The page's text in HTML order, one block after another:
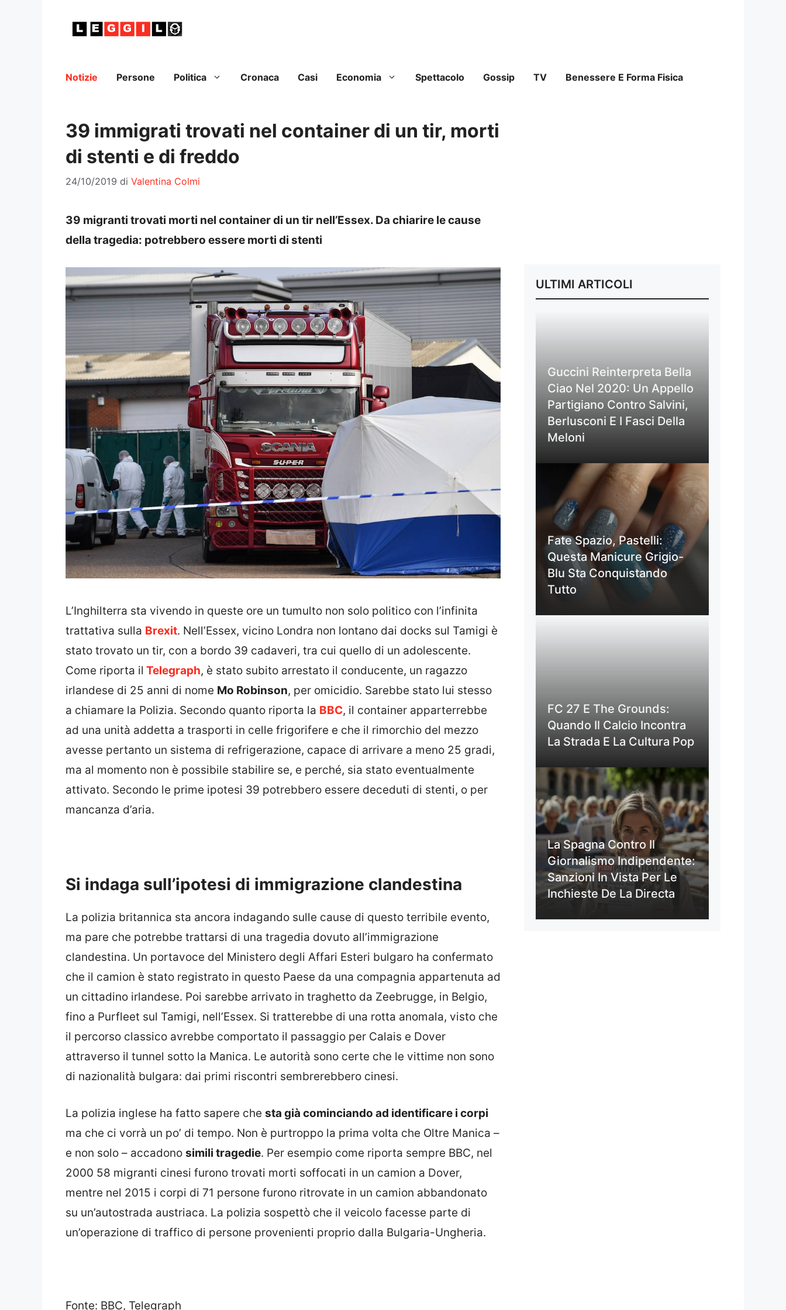
Notizie Persone Politica Cronaca Casi Economia Spettacolo Gossip TV Benessere E Forma Fisica
39 immigrati trovati nel container di un tir, morti
di stenti e di freddo
24/10/2019 di Valentina Colmi
39 migranti trovati morti nel container di un tir nell’Essex. Da chiarire le cause
della tragedia: potrebbero essere morti di stenti
L’Inghilterra sta vivendo in queste ore un tumulto non solo politico con l’infinita
trattativa sulla Brexit. Nell’Essex, vicino Londra non lontano dai docks sul Tamigi è
stato trovato un tir, con a bordo 39 cadaveri, tra cui quello di un adolescente.
Come riporta il Telegraph, è stato subito arrestato il conducente, un ragazzo
irlandese di 25 anni di nome Mo Robinson, per omicidio. Sarebbe stato lui stesso
a chiamare la Polizia. Secondo quanto riporta la BBC, il container apparterrebbe
ad una unità addetta a trasporti in celle frigorifere e che il rimorchio del mezzo
avesse pertanto un sistema di refrigerazione, capace di arrivare a meno 25 gradi,
ma al momento non è possibile stabilire se, e perché, sia stato eventualmente
attivato. Secondo le prime ipotesi 39 potrebbero essere deceduti di stenti, o per
mancanza d’aria.
Si indaga sull’ipotesi di immigrazione clandestina
La polizia britannica sta ancora indagando sulle cause di questo terribile evento,
ma pare che potrebbe trattarsi di una tragedia dovuto all’immigrazione
clandestina. Un portavoce del Ministero degli Affari Esteri bulgaro ha confermato
che il camion è stato registrato in questo Paese da una compagnia appartenuta ad
un cittadino irlandese. Poi sarebbe arrivato in traghetto da Zeebrugge, in Belgio,
fino a Purfleet sul Tamigi, nell’Essex. Si tratterebbe di una rotta anomala, visto che
il percorso classico avrebbe comportato il passaggio per Calais e Dover
attraverso il tunnel sotto la Manica. Le autorità sono certe che le vittime non sono
di nazionalità bulgara: dai primi riscontri sembrerebbero cinesi.
La polizia inglese ha fatto sapere che sta già cominciando ad identificare i corpi
ma che ci vorrà un po’ di tempo. Non è purtroppo la prima volta che Oltre Manica –
e non solo – accadono simili tragedie. Per esempio come riporta sempre BBC, nel
2000 58 migranti cinesi furono trovati morti soffocati in un camion a Dover,
mentre nel 2015 i corpi di 71 persone furono ritrovate in un camion abbandonato
su un’autostrada austriaca. La polizia sospettò che il veicolo facesse parte di
un’operazione di traffico di persone provenienti proprio dalla Bulgaria-Ungheria.
Fonte: BBC, Telegraph
ULTIMI ARTICOLI
Guccini Reinterpreta Bella
Ciao Nel 2020: Un Appello
Partigiano Contro Salvini,
Berlusconi E I Fasci Della
Meloni
Fate Spazio, Pastelli:
Questa Manicure Grigio-
Blu Sta Conquistando
Tutto
FC 27 E The Grounds:
Quando Il Calcio Incontra
La Strada E La Cultura Pop
La Spagna Contro Il
Giornalismo Indipendente:
Sanzioni In Vista Per Le
Inchieste De La Directa